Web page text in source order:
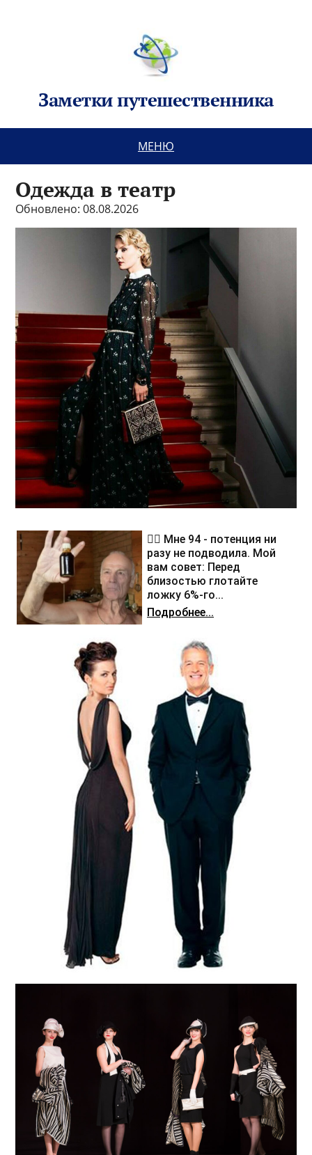
Заметки путешественника
МЕНЮ
Одежда в театр
Обновлено: 08.08.2026
❤️‍🔥 Мне 94 - потенция ни
разу не подводила. Мой
вам совет: Перед
близостью глотайте
ложку 6%-го...
Подробнее...